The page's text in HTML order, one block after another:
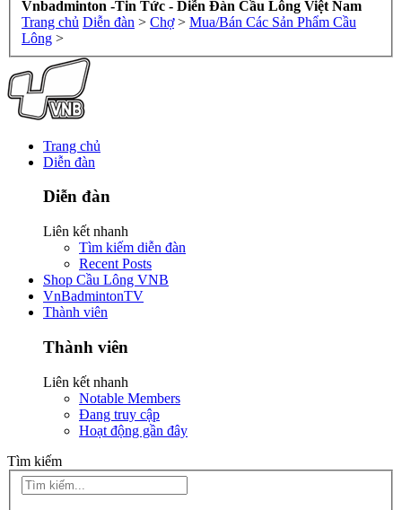
Vnbadminton -Tin Tức - Diễn Đàn Cầu Lông Việt Nam
Trang chủ Diễn đàn > Chợ > Mua/Bán Các Sản Phẩm Cầu
Lông >
Trang chủ
Diễn đàn
Diễn đàn
Liên kết nhanh
Tìm kiếm diễn đàn
Recent Posts
Shop Cầu Lông VNB
VnBadmintonTV
Thành viên
Thành viên
Liên kết nhanh
Notable Members
Đang truy cập
Hoạt động gần đây
Tìm kiếm